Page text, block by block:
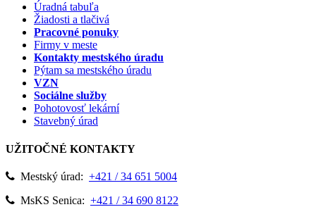
Úradná tabuľa
Žiadosti a tlačivá
Pracovné ponuky
Firmy v meste
Kontakty mestského úradu
Pýtam sa mestského úradu
VZN
Sociálne služby
Pohotovosť lekární
Stavebný úrad
UŽITOČNÉ KONTAKTY
Mestský úrad: +421 / 34 651 5004
MsKS Senica: +421 / 34 690 8122